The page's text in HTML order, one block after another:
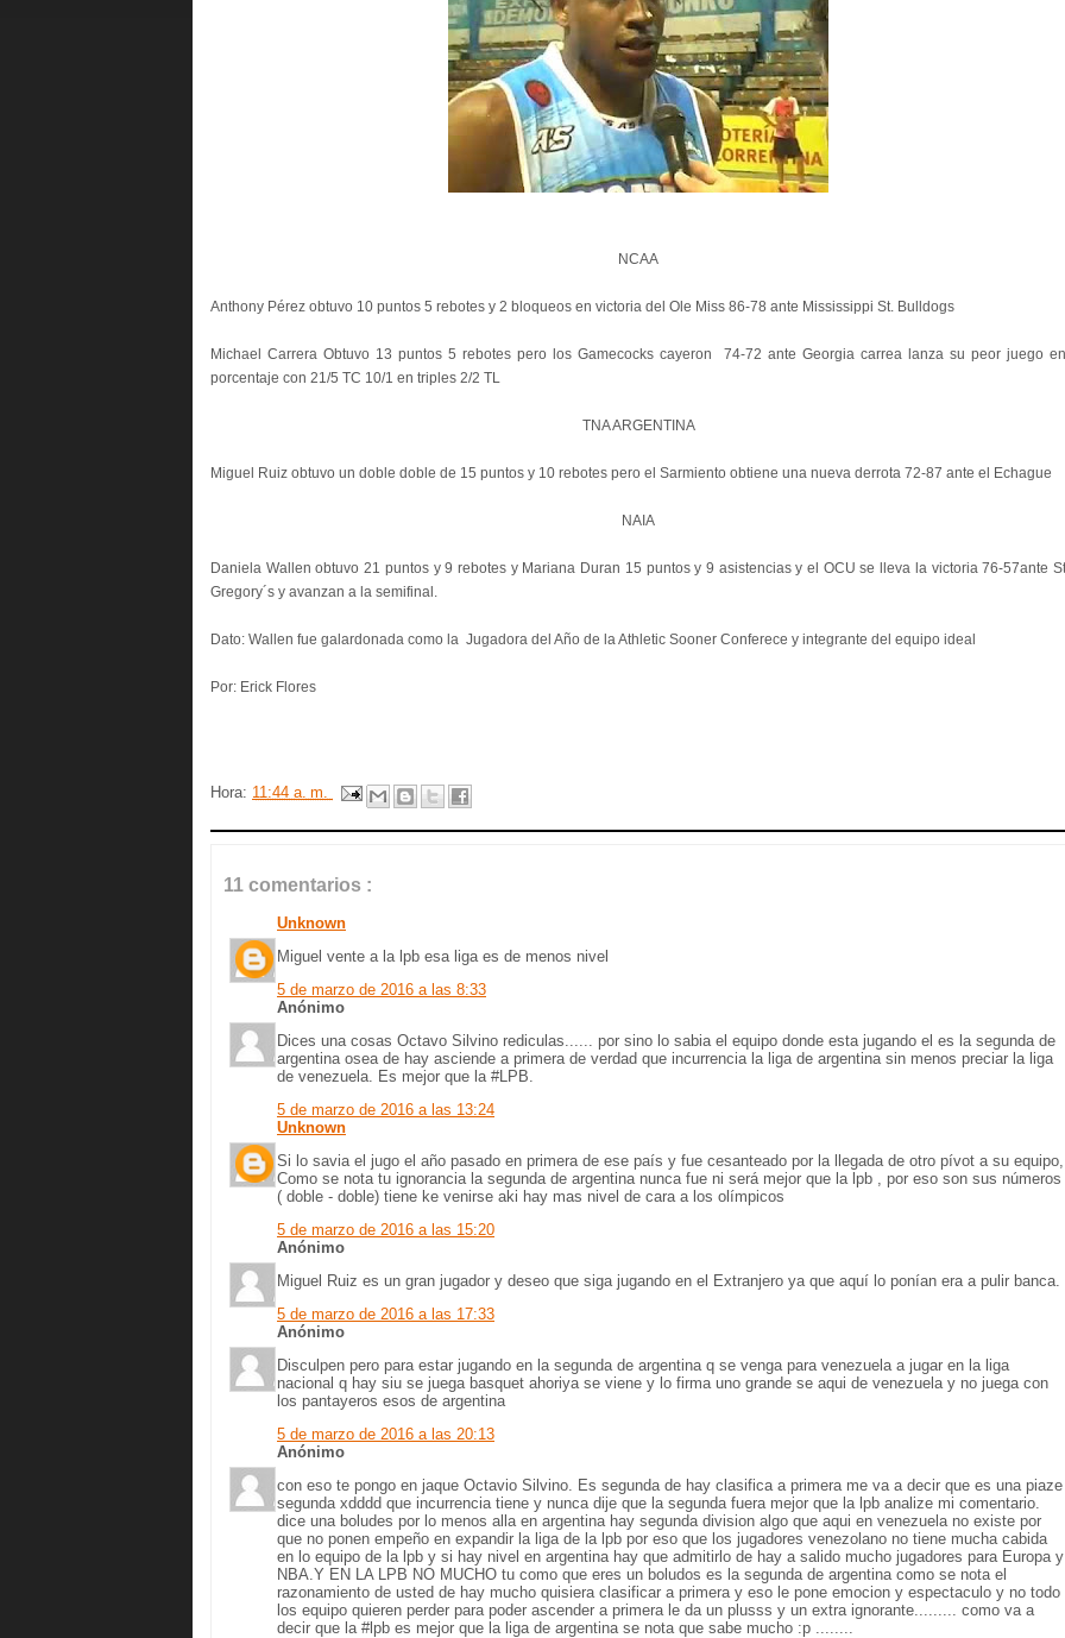
NCAA
Anthony Pérez obtuvo 10 puntos 5 rebotes y 2 bloqueos en victoria del Ole Miss 86-78 ante Mississippi St. Bulldogs
Michael Carrera Obtuvo 13 puntos 5 rebotes pero los Gamecocks cayeron 74-72 ante Georgia carrea lanza su peor juego en
porcentaje con 21/5 TC 10/1 en triples 2/2 TL
TNA ARGENTINA
Miguel Ruiz obtuvo un doble doble de 15 puntos y 10 rebotes pero el Sarmiento obtiene una nueva derrota 72-87 ante el Echague
NAIA
Daniela Wallen obtuvo 21 puntos y 9 rebotes y Mariana Duran 15 puntos y 9 asistencias y el OCU se lleva la victoria 76-57ante St
Gregory´s y avanzan a la semifinal.
Dato: Wallen fue galardonada como la Jugadora del Año de la Athletic Sooner Conferece y integrante del equipo ideal
Por: Erick Flores
Hora: 11:44 a. m.
11 comentarios :
Unknown
Miguel vente a la lpb esa liga es de menos nivel
5 de marzo de 2016 a las 8:33
Anónimo
Dices una cosas Octavo Silvino rediculas...... por sino lo sabia el equipo donde esta jugando el es la segunda de
argentina osea de hay asciende a primera de verdad que incurrencia la liga de argentina sin menos preciar la liga
de venezuela. Es mejor que la #LPB.
5 de marzo de 2016 a las 13:24
Unknown
Si lo savia el jugo el año pasado en primera de ese país y fue cesanteado por la llegada de otro pívot a su equipo,
Como se nota tu ignorancia la segunda de argentina nunca fue ni será mejor que la lpb , por eso son sus números
( doble - doble) tiene ke venirse aki hay mas nivel de cara a los olímpicos
5 de marzo de 2016 a las 15:20
Anónimo
Miguel Ruiz es un gran jugador y deseo que siga jugando en el Extranjero ya que aquí lo ponían era a pulir banca.
5 de marzo de 2016 a las 17:33
Anónimo
Disculpen pero para estar jugando en la segunda de argentina q se venga para venezuela a jugar en la liga
nacional q hay siu se juega basquet ahoriya se viene y lo firma uno grande se aqui de venezuela y no juega con
los pantayeros esos de argentina
5 de marzo de 2016 a las 20:13
Anónimo
con eso te pongo en jaque Octavio Silvino. Es segunda de hay clasifica a primera me va a decir que es una piaze
segunda xdddd que incurrencia tiene y nunca dije que la segunda fuera mejor que la lpb analize mi comentario.
dice una boludes por lo menos alla en argentina hay segunda division algo que aqui en venezuela no existe por
que no ponen empeño en expandir la liga de la lpb por eso que los jugadores venezolano no tiene mucha cabida
en lo equipo de la lpb y si hay nivel en argentina hay que admitirlo de hay a salido mucho jugadores para Europa y
NBA.Y EN LA LPB NO MUCHO tu como que eres un boludos es la segunda de argentina como se nota el
razonamiento de usted de hay mucho quisiera clasificar a primera y eso le pone emocion y espectaculo y no todo
los equipo quieren perder para poder ascender a primera le da un plusss y un extra ignorante......... como va a
decir que la #lpb es mejor que la liga de argentina se nota que sabe mucho :p ........